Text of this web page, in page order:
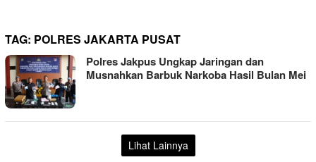
TAG: POLRES JAKARTA PUSAT
Polres Jakpus Ungkap Jaringan dan
Musnahkan Barbuk Narkoba Hasil Bulan Mei
Lihat Lainnya